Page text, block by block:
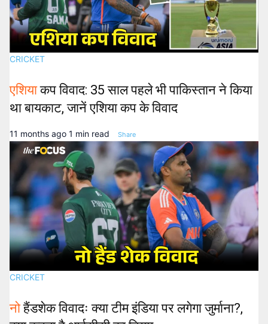
CRICKET
एशियाकप विवाद: 35 साल पहले भी पाकिस्तान ने किया
था बायकाट, जानें एशिया कप के विवाद
11 months ago 1 min read Share
CRICKET
नोहैंडशेक विवादः क्या टीम इंडिया पर लगेगा जुर्माना?,